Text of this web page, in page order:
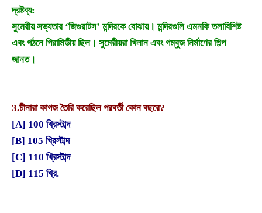
দ্রষ্টব্য:
সুমেরীয় সভ্যতার ‘জিগুরাটস’ মন্দিরকে বোঝায়। মন্দিরগুলি এমনকি তলাবিশিষ্ট
এবং গঠনে পিরামিডীয় ছিল। সুমেরীয়রা খিলান এবং গম্বুজ নির্মাণের শিল্প
জানত।
3.চীনারা কাগজ তৈরি করেছিল পরবর্তী কোন বছরে?
[A] 100 খ্রিস্টাব্দ
[B] 105 খ্রিস্টাব্দ
[C] 110 খ্রিস্টাব্দ
[D] 115 খ্রি.